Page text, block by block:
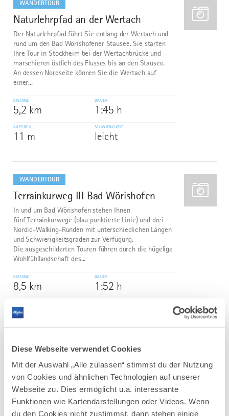
Diese Webseite verwendet Cookies
Mit der Auswahl „Alle zulassen“ stimmst du der Nutzung
von Cookies und ähnlichen Technologien auf unserer
Webseite zu. Dies ermöglicht u.a. interessante
Funktionen wie Kartendarstellungen oder Videos. Wenn
du den Cookies nicht zustimmst, dann stehen einige
WANDERTOUR
1
Naturlehrpfad an der Wertach
Der Naturlehrpfad führt Sie entlang der Wertach und
rund um den Bad Wörishofener Stausee. Sie starten
Ihre Tour in Stockheim bei der Wertachbrücke und
marschieren östlich des Flusses bis an den Stausee.
An dessen Nordseite können Sie die Wertach auf
einer...
DISTANZ
5,2 km
DAUER
1:45 h
AUFSTIEG
11 m
SCHWIERIGKEIT
leicht
WANDERTOUR
2
Terrainkurweg III Bad Wörishofen
In und um Bad Wörishofen stehen Ihnen
fünf Terrainkurwege (blau punktierte Linie) und drei
Nordic-Walking-Runden mit unterschiedlichen Längen
und Schwierigkeitsgraden zur Verfügung.
Die ausgeschilderten Touren führen durch die hügelige
Wohlfühllandschaft des...
DISTANZ
8,5 km
DAUER
1:52 h
61 m
dazu
3
Terrainkurweg IV Bad Wörishofen
In und um Bad Wörishofen stehen Ihnen
fünf Terrainkurwege (blau punktierte Linie) und drei
Nordic-Walking-Runden mit unterschiedlichen Längen
dazu